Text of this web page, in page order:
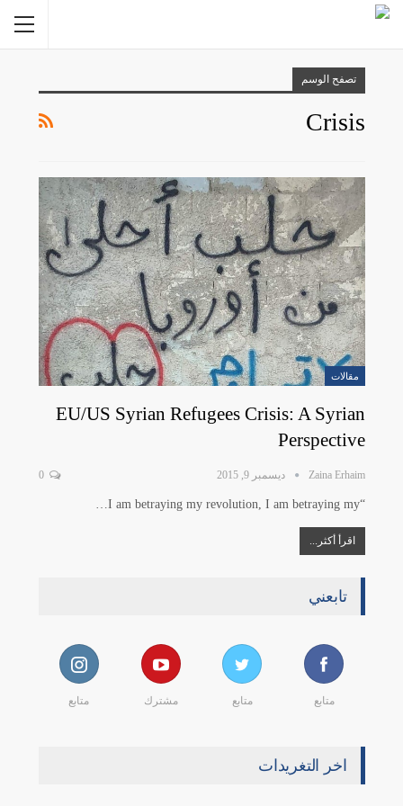
تصفح الوسم
Crisis
مقالات
EU/US Syrian Refugees Crisis: A Syrian
Perspective
Zaina Erhaim ديسمبر 9, 2015 0
“I am betraying my revolution, I am betraying my…
اقرأ أكثر...
تابعني
متابع متابع مشترك متابع
اخر التغريدات